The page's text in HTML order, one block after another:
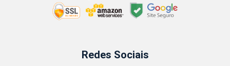
Redes Sociais